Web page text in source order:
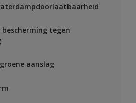
tegen
aanslag